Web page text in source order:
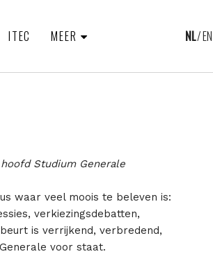
ITEC MEER NL EN
Studium Generale
waar veel moois te beleven is:
verkiezingsdebatten,
is verrijkend, verbredend,
voor staat.